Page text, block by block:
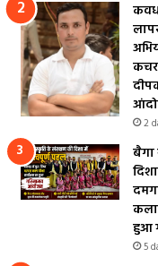
2
कला
हुआ
5